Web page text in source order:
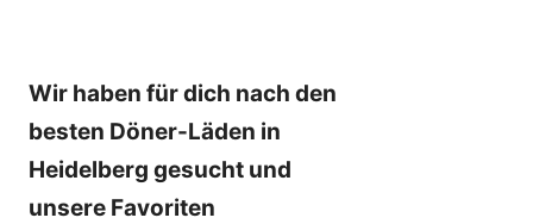
Wir haben für dich nach den
besten Döner-Läden in
Heidelberg gesucht und
unsere Favoriten